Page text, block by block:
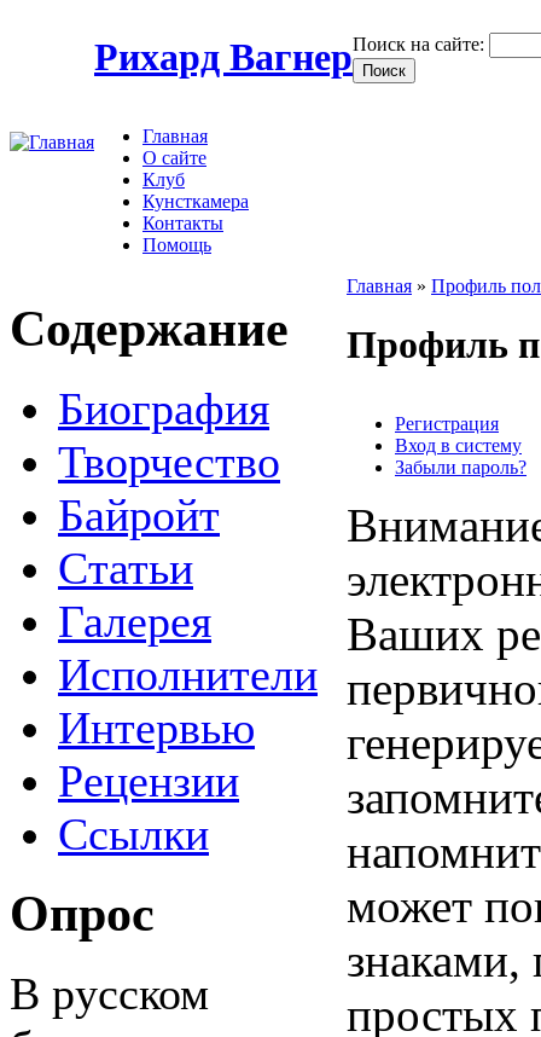
Рихард ВагнерПоиск на сайте:
Главная
О сайте
Клуб
Кунсткамера
Контакты
Помощь
Содержание
Биография
Творчество
Байройт
Статьи
Галерея
Исполнители
Интервью
Рецензии
Ссылки
Опрос
В русском
Главная » Профиль
Профиль
Регистрация
Вход в систему
Забыли пароль?
Ваших
может
знаками,
простых